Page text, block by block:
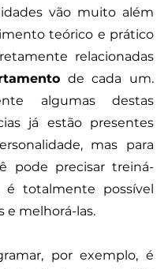
vão muito além
teórico e prático
relacionadas
de cada um.
algumas destas
já estão presentes
mas para
pode precisar treiná-
é totalmente possível
e melhorá-las.
por exemplo, é